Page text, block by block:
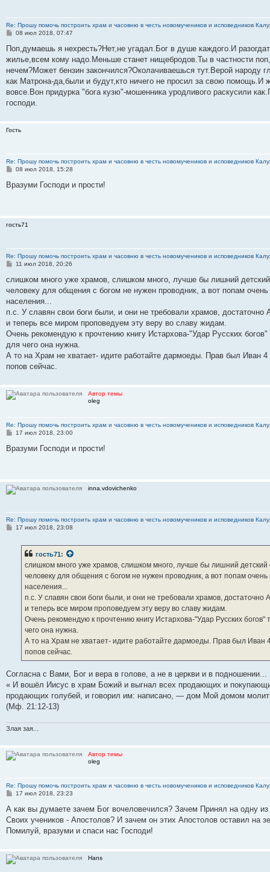
Re: Прошу помочь построить храм и часовню в честь новомучеников и исповедников
С
о
щ
е
и
е
08 июл 2018, 07:47
Поп,думаешь я нехресть?Нет,не угадал.Бог в душе каждого.И
жилье,всем кому надо.Меньше станет нищебродов.Ты в частности
нечем?Может бензин закончился?Околачиваешься тут.Верой народу
как Матрона-да,были и будут,кто ничего не просил за свою
вовсе.Вон придурка "бога кузю"-мошенника уродливого раскусили
господи.
Гость
Re: Прошу помочь построить храм и часовню в честь новомучеников и исповедников
С
о
и
е
08 июл 2018, 15:28
Вразуми Господи и прости!
гость71
Re: Прошу помочь построить храм и часовню в честь новомучеников и исповедников
С
о
щ
е
и
е
11 июл 2018, 20:26
слишком много уже храмов, слишком много, лучше бы лишний
человеку для общения с богом не нужен проводник, а вот попам
населения...
п.с. У славян свои боги были, и они не требовали храмов,
и теперь все миром проповедуем эту веру во славу жидам.
Очень рекомендую к прочтению книгу Истархова-"Удар Русских
для чего она нужна.
А то на Храм не хватает- идите работайте дармоеды. Прав был Иван
попов сейчас.
Автор темы
oleg
Re: Прошу помочь построить храм и часовню в честь новомучеников и исповедников
С
о
и
е
17 июл 2018, 23:00
Вразуми Господи и прости!
inna.vdovichenko
Re: Прошу помочь построить храм и часовню в честь новомучеников и исповедников
С17 июл 2018, 23:08
гость71:
слишком много уже храмов, слишком много, лучше бы лишний детский
человеку для общения с богом не нужен проводник, а вот попам
населения...
п.с. У славян свои боги были, и они не требовали храмов,
и теперь все миром проповедуем эту веру во славу жидам.
Очень рекомендую к прочтению книгу Истархова-"Удар Русских
чего она нужна.
А то на Храм не хватает- идите работайте дармоеды. Прав был Иван
попов сейчас.
Согласна с Вами, Бог и вера в голове, а не в церкви и в подношении...
« И вошёл Иисус в храм Божий и выгнал всех продающих и
продающих голубей, и говорил им: написано, — дом Мой домом
(Мф. 21:12-13)
Злая зая...
Автор темы
oleg
Re: Прошу помочь построить храм и часовню в честь новомучеников и исповедников
С
о
щ
е
е
17 июл 2018, 23:23
А как вы думаете зачем Бог вочеловечился? Зачем Принял на одну
Своих учеников - Апостолов? И зачем он этих Апостолов оставил на
Помилуй, вразуми и спаси нас Господи!
Hans